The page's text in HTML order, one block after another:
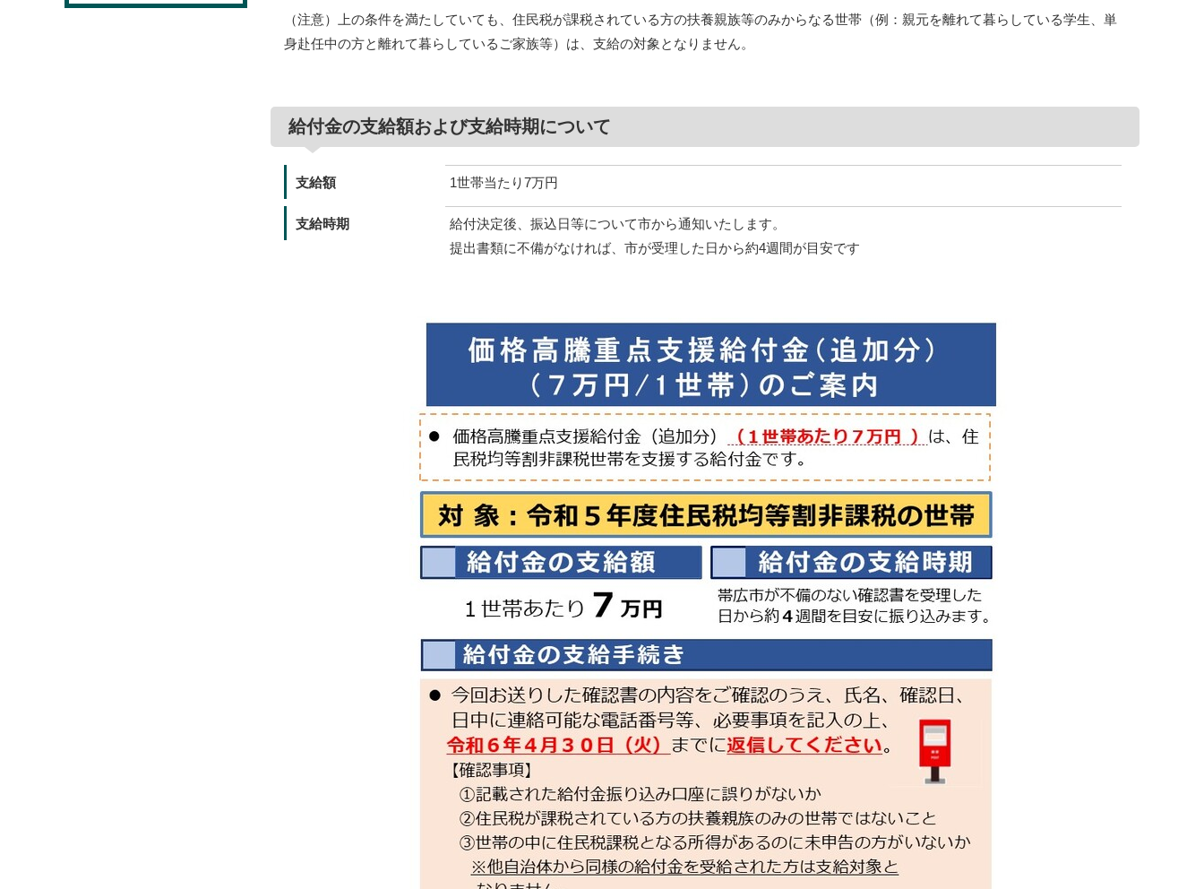
（注意）上の条件を満たしていても、住民税が課税されている方の扶養親族等のみからなる世帯（例：親元を離れて暮らしている学生、単
身赴任中の方と離れて暮らしているご家族等）は、支給の対象となりません。
給付金の支給額および支給時期について
支給額 1世帯当たり7万円
支給時期
給付決定後、振込日等について市から通知いたします。
提出書類に不備がなければ、市が受理した日から約4週間が目安です